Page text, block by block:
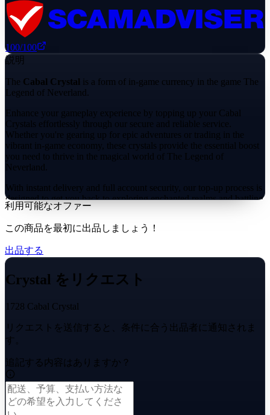
100/100
説明
The Cabal Crystal is a form of in-game currency in the game The
Legend of Neverland.
Enhance your gameplay experience by topping up your Cabal
Crystals effortlessly through our secure and reliable service.
Whether you're gearing up for epic adventures or trading in the
vibrant in-game economy, these crystals provide the essential boost
you need to thrive in the magical world of The Legend of
Neverland.
With instant delivery and full account security, our top-up process is
designed to get you back to exploring enchanted realms and battling
mythical foes without any hassle.
利用可能なオファー
この商品を最初に出品しましょう！
出品する
Crystal をリクエスト
1728 Cabal Crystal
リクエストを送信すると、条件に合う出品者に通知されま
す。
追記する内容はありますか？